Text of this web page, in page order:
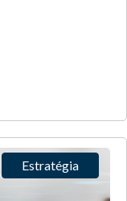
Estratégia